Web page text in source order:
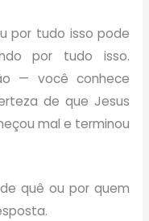
por tudo isso pode
por tudo isso.
— você conhece
de que Jesus
mal e terminou
quê ou por quem